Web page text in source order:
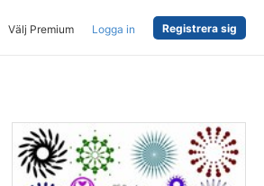
Välj Premium Logga in Registrera sig